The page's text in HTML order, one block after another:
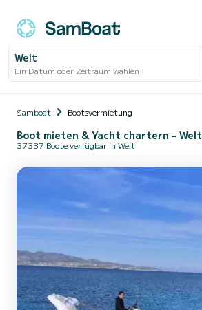
Welt
Ein Datum oder Zeitraum wählen
Samboat Bootsvermietung
Boot mieten & Yacht chartern - Welt
37337 Boote verfügbar in Welt